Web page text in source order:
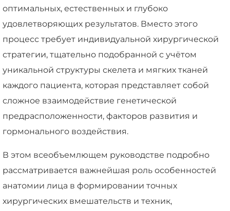
оптимальных, естественных и глубоко
удовлетворяющих результатов. Вместо этого
процесс требует индивидуальной хирургической
стратегии, тщательно подобранной с учётом
уникальной структуры скелета и мягких тканей
каждого пациента, которая представляет собой
сложное взаимодействие генетической
предрасположенности, факторов развития и
гормонального воздействия.
В этом всеобъемлющем руководстве подробно
рассматривается важнейшая роль особенностей
анатомии лица в формировании точных
хирургических вмешательств и техник,